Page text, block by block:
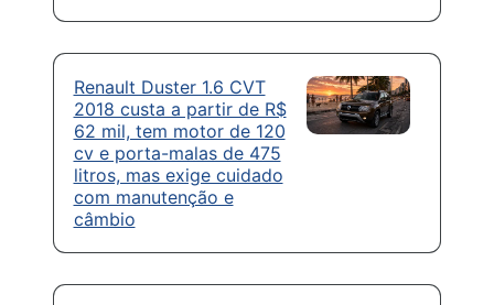
Renault Duster 1.6 CVT
2018 custa a partir de R$
62 mil, tem motor de 120
cv e porta-malas de 475
litros, mas exige cuidado
com manutenção e
câmbio